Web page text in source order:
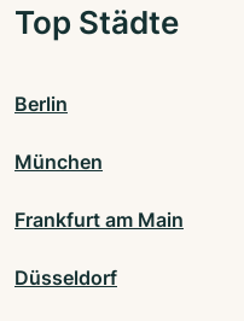
Top Städte
Berlin
München
Frankfurt am Main
Düsseldorf